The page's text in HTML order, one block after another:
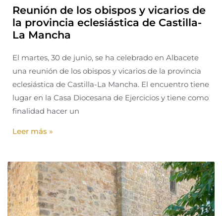
Reunión de los obispos y vicarios de
la provincia eclesiástica de Castilla-
La Mancha
El martes, 30 de junio, se ha celebrado en Albacete
una reunión de los obispos y vicarios de la provincia
eclesiástica de Castilla-La Mancha. El encuentro tiene
lugar en la Casa Diocesana de Ejercicios y tiene como
finalidad hacer un
Leer más »